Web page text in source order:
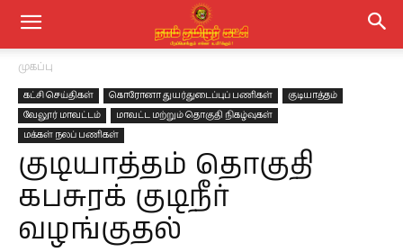
முகப்பு
கட்சி செய்திகள் கொரோனா துயர்துடைப்புப் பணிகள்
குடியாத்தம்
வேலூர் மாவட்டம்
மாவட்ட மற்றும் தொகுதி நிகழ்வுகள்
மக்கள் நலப் பணிகள்
குடியாத்தம் தொகுதி
கபசுரக் குடிநீர்
வழங்குதல்